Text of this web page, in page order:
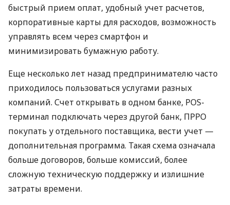
быстрый прием оплат, удобный учет расчетов,
корпоративные карты для расходов, возможность
управлять всем через смартфон и
минимизировать бумажную работу.
Еще несколько лет назад предпринимателю часто
приходилось пользоваться услугами разных
компаний. Счет открывать в одном банке, POS-
терминал подключать через другой банк, ПРРО
покупать у отдельного поставщика, вести учет —
дополнительная программа. Такая схема означала
больше договоров, больше комиссий, более
сложную техническую поддержку и излишние
затраты времени.